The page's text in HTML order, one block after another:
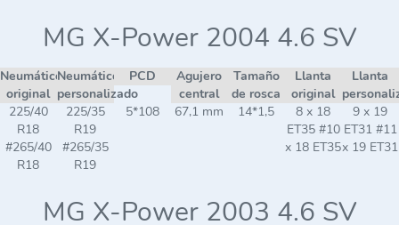
MG X-Power 2004 4.6 SV
Neumático
original
Neumático
personalizado
PCD
Agujero
central
Tamaño
de rosca
Llanta
original
Llanta
225/40
R18
#265/40
R18
225/35
R19
#265/35
R19
5*108 67,1 mm 14*1,5
8 x 18
ET35 #10
x 18 ET35
9 x 19
ET31 #11
x 19 ET31
MG X-Power 2003 4.6 SV